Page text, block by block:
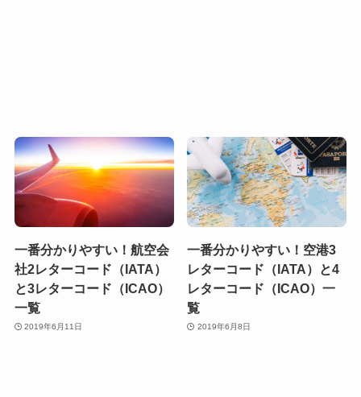
一番分かりやすい！航空会
社2レターコード（IATA）
と3レターコード（ICAO）
一覧
2019年6月11日
一番分かりやすい！空港3
レターコード（IATA）と4
レターコード（ICAO）一
覧
2019年6月8日